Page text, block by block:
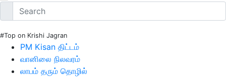
#Top on Krishi Jagran
PM Kisan திட்டம்
வானிலை நிலவரம்
லாபம் தரும் தொழில்